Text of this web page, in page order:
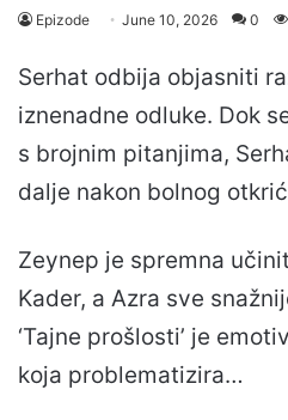
Epizode June 10, 2026 0
Serhat odbija objasniti
iznenadne odluke. Dok
s brojnim pitanjima,
dalje nakon bolnog
Zeynep je spremna
Kader, a Azra sve
‘Tajne prošlosti’ je
koja problematizira…